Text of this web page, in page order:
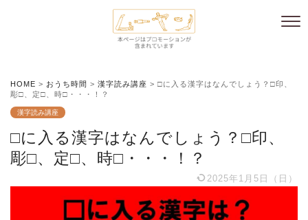
HOME > おうち時間 > 漢字読み講座 > □に入る漢字はなんでしょう？□印、
彫□、定□、時□・・・！？
漢字読み講座
□に入る漢字はなんでしょう？□印、
彫□、定□、時□・・・！？
2025年1月5日（日）